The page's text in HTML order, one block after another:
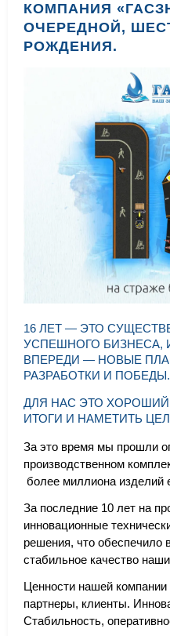
КОМПАНИЯ
ОЧЕРЕДНОЙ,
РОЖДЕНИЯ.
16 ЛЕТ — ЭТО
УСПЕШНОГО БИЗНЕСА,
ВПЕРЕДИ — НОВЫЕ
РАЗРАБОТКИ И ПОБЕДЫ.
ДЛЯ НАС ЭТО
ИТОГИ И НАМЕТИТЬ
За это время мы прошли
производственном
более миллиона изделий
За последние 10 лет на
инновационные
решения, что обеспечило
стабильное качество
Ценности нашей
партнеры, клиенты.
Стабильность,